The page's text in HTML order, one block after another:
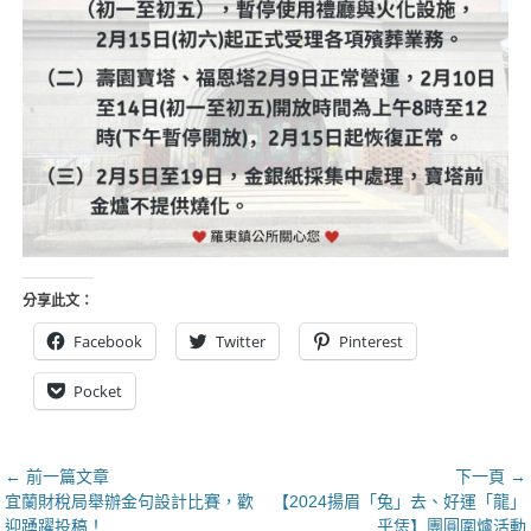
分享此文：
Facebook Twitter Pinterest
Pocket
文
章
← 前一篇文章
上
一
宜蘭財稅局舉辦金句設計比賽，歡
迎踴躍投稿！
下一頁 →
【2024揚眉「兔」去、好運「龍」
乎恁】團圓圍爐活動